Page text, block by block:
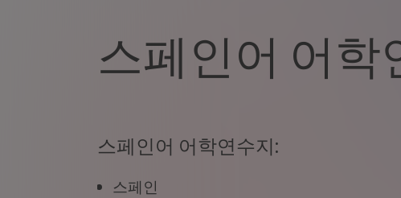
스페인어 어학
스페인어 어학연수지:
스페인